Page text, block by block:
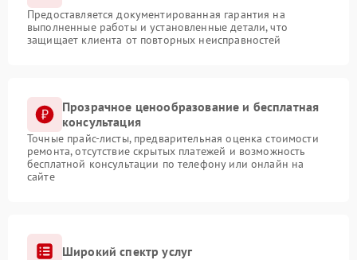
Предоставляется документированная гарантия на
выполненные работы и установленные детали, что
защищает клиента от повторных неисправностей
Прозрачное ценообразование и бесплатная
консультация
Точные прайс-листы, предварительная оценка стоимости
ремонта, отсутствие скрытых платежей и возможность
бесплатной консультации по телефону или онлайн на
сайте
Широкий спектр услуг